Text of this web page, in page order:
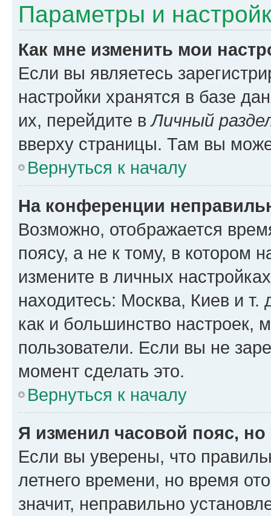
Параметры и
Как мне изменить мои
Если вы являетесь
настройки хранятся в базе
их, перейдите вЛичный
вверху страницы. Там вы
Вернуться к началу
На конференции
Возможно, отображается
поясу, а не к тому, в котором
измените в личных
находитесь: Москва, Киев и т.
как и большинство настроек,
пользователи. Если вы не
момент сделать это.
Вернуться к началу
Я изменил часовой пояс,
Если вы уверены, что
летнего времени, но время
значит, неправильно